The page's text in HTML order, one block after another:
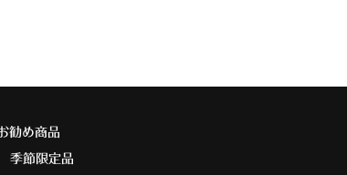
勧め商品
季節限定品